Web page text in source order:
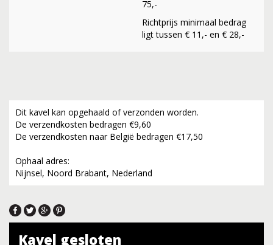
75,-
Richtprijs minimaal bedrag
ligt tussen € 11,- en € 28,-
Dit kavel kan opgehaald of verzonden worden.
De verzendkosten bedragen €9,60
De verzendkosten naar België bedragen €17,50
Ophaal adres:
Nijnsel, Noord Brabant, Nederland
Kavel gesloten